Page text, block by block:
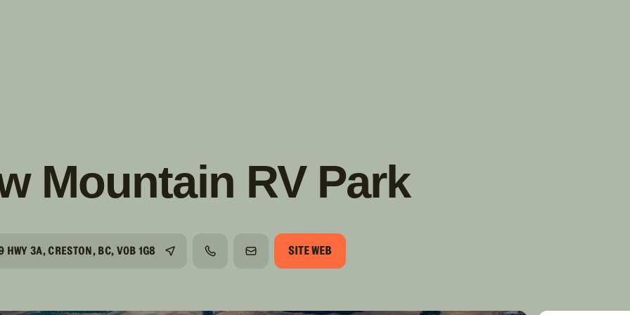
Mountain RV Park
HWY 3A, CRESTON, BC, V0B 1G8 TÉLÉPHONECOURRIELSITE WEB